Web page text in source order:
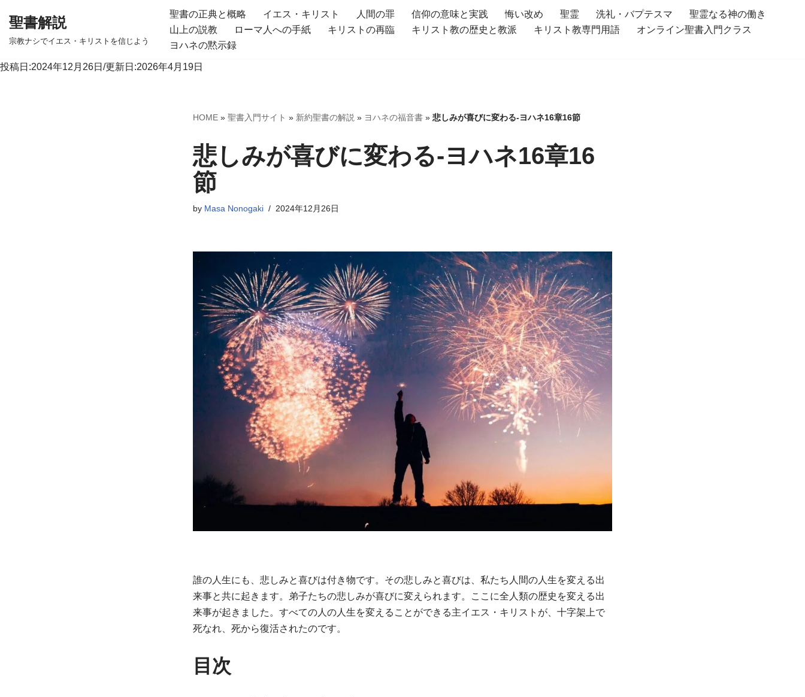
テ
聖書解説
宗教ナシでイエス・キリストを信じよう
聖書の正典と概略 イエス・キリスト 人間の罪 信仰の意味と実践 悔い改め 聖霊 洗礼・バプテスマ
聖霊なる神の働き
山上の説教
ローマ人への手紙 キリストの再臨 キリスト教の歴史と教派 キリスト教専門用語
オンライン聖書入門クラス
ヨハネの黙示録
投稿日:2024年12月26日/更新日:2026年4月19日
HOME » 聖書入門サイト » 新約聖書の解説 » ヨハネの福音書 » 悲しみが喜びに変わる-ヨハネ16章16節
悲しみが喜びに変わる-ヨハネ16章16
節
by Masa Nonogaki 2024年12月26日
誰の人生にも、悲しみと喜びは付き物です。その悲しみと喜びは、私たち人間の人生を変える出
来事と共に起きます。弟子たちの悲しみが喜びに変えられます。ここに全人類の歴史を変える出
来事が起きました。すべての人の人生を変えることができる主イエス・キリストが、十字架上で
死なれ、死から復活されたのです。
目次